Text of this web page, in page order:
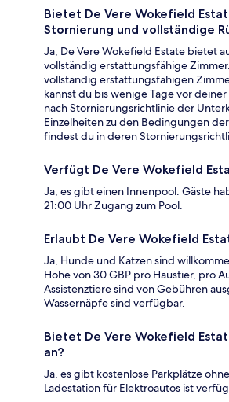
Bietet De Vere Wokefield
Stornierung und vollständige
Ja, De Vere Wokefield Estate bietet
vollständig erstattungsfähige
vollständig erstattungsfähigen
kannst du bis wenige Tage vor
nach Stornierungsrichtlinie der
Einzelheiten zu den Bedingungen
findest du in deren
Verfügt De Vere Wokefield
Ja, es gibt einen Innenpool. Gäste
21:00 Uhr Zugang zum Pool.
Erlaubt De Vere Wokefield
Ja, Hunde und Katzen sind
Höhe von 30 GBP pro Haustier, pro
Assistenztiere sind von Gebühren
Wassernäpfe sind verfügbar.
Bietet De Vere Wokefield
an?
Ja, es gibt kostenlose Parkplätze
Ladestation für Elektroautos ist